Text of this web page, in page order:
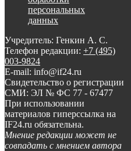
персональных
данных
Учредитель: Генкин А. С.
Телефон редакции: +7 (495)
003-9824
E-mail: info@if24.ru
Свидетельство о регистрации
СМИ: ЭЛ № ФС 77 - 67477
При использовании
материалов гиперссылка на
IF24.ru обязательна.
Мнение редакции может не
совпадать с мнением автора